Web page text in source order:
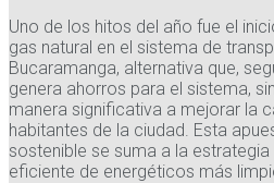
Uno de los hitos del año fue el
gas natural en el sistema de
Bucaramanga, alternativa que,
genera ahorros para el sistema,
manera significativa a mejorar la
habitantes de la ciudad. Esta
sostenible se suma a la
eficiente de energéticos más